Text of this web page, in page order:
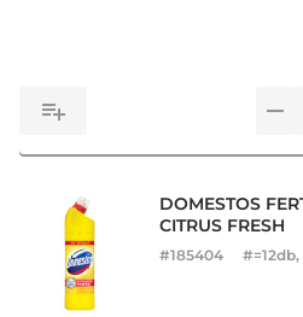
DOMESTOS
CITRUS FRESH
#185404